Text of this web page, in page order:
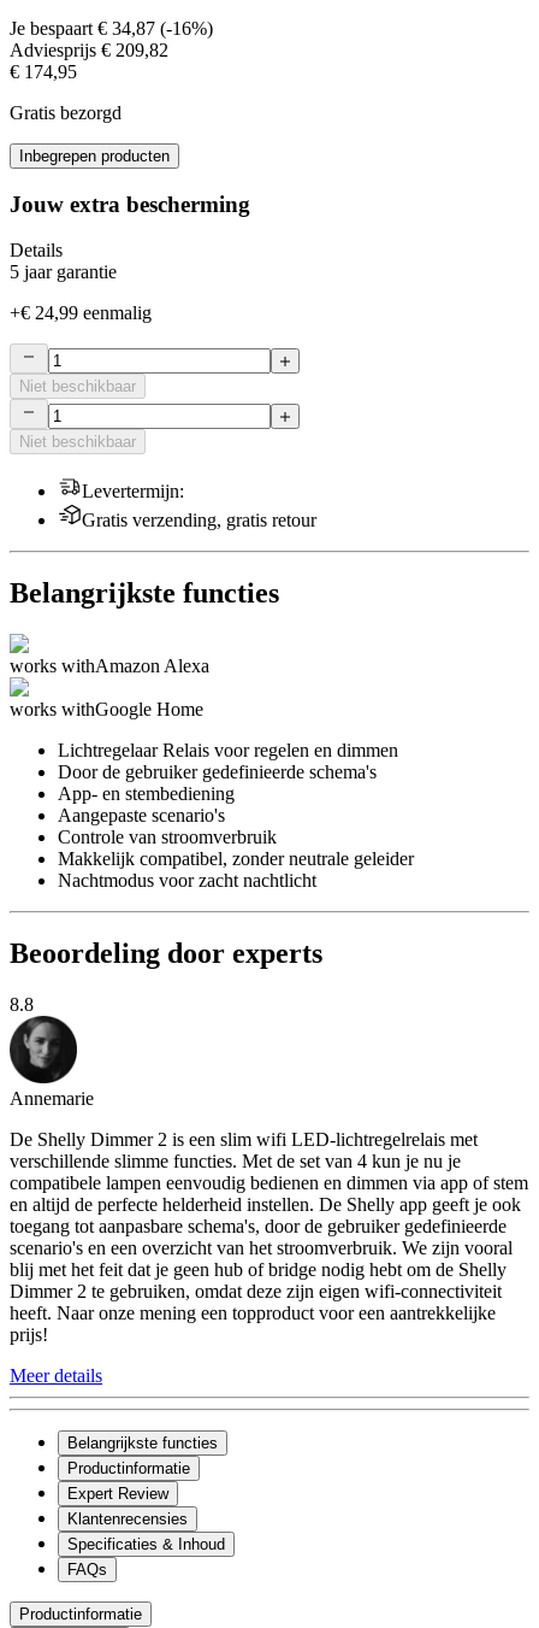
Je bespaart € 34,87 (-16%)
Adviesprijs € 209,82
€ 174,95
Gratis bezorgd
Inbegrepen producten
Jouw extra bescherming
Details
5 jaar garantie
+€ 24,99 eenmalig
Niet beschikbaar
Niet beschikbaar
Levertermijn:
Gratis verzending, gratis retour
Belangrijkste functies
works withAmazon Alexa
works withGoogle Home
Lichtregelaar Relais voor regelen en dimmen
Door de gebruiker gedefinieerde schema's
App- en stembediening
Aangepaste scenario's
Controle van stroomverbruik
Makkelijk compatibel, zonder neutrale geleider
Nachtmodus voor zacht nachtlicht
Beoordeling door experts
8.8
Annemarie
De Shelly Dimmer 2 is een slim wifi LED-lichtregelrelais met
verschillende slimme functies. Met de set van 4 kun je nu je
compatibele lampen eenvoudig bedienen en dimmen via app of stem
en altijd de perfecte helderheid instellen. De Shelly app geeft je ook
toegang tot aanpasbare schema's, door de gebruiker gedefinieerde
scenario's en een overzicht van het stroomverbruik. We zijn vooral
blij met het feit dat je geen hub of bridge nodig hebt om de Shelly
Dimmer 2 te gebruiken, omdat deze zijn eigen wifi-connectiviteit
heeft. Naar onze mening een topproduct voor een aantrekkelijke
prijs!
Meer details
Belangrijkste functies
Productinformatie
Expert Review
Klantenrecensies
Specificaties & Inhoud
FAQs
Productinformatie